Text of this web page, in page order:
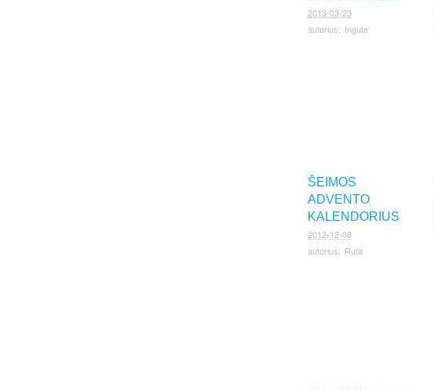
2013-03-23
autorius: Ingute
ŠEIMOS
ADVENTO
KALENDORIUS
2012-12-08
autorius: Ruta